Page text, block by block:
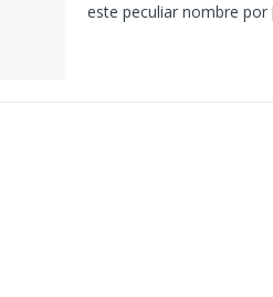
este peculiar nombre por